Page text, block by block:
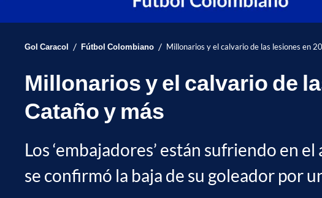
Gol Caracol / Fútbol Colombiano / Millonarios y el calvario de las lesiones en
Millonarios y el calvario de
Cataño y más
Los ‘embajadores’ están sufriendo en
se confirmó la baja de su goleador por